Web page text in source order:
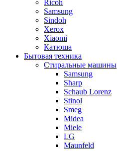
Ricoh
Samsung
Sindoh
Xerox
Xiaomi
Катюша
Бытовая техника
Стиральные машины
Samsung
Sharp
Schaub Lorenz
Stinol
Smeg
Midea
Miele
LG
Maunfeld